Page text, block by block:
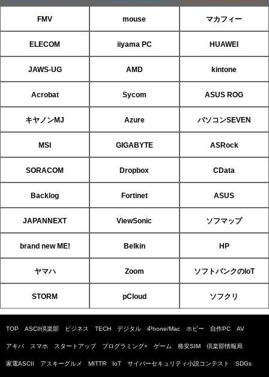
FMV mouse マカフィー
ELECOM iiyama PC HUAWEI
JAWS-UG AMD kintone
Acrobat Sycom ASUS ROG
キヤノンMJ Azure パソコンSEVEN
MSI GIGABYTE ASRock
SORACOM Dropbox CData
Backlog Fortinet ASUS
JAPANNEXT ViewSonic ソフマップ
brand new ME! Belkin HP
ヤマハ Zoom ソフトバンクのIoT
STORM pCloud ソフクリ
TOP ASCII倶楽部 ビジネス TECH デジタル iPhone/Mac ホビー 自作PC AV
アキバ スマホ スタートアップ プログラミング+ ゲーム 格安SIM 倶楽部情報局
家電ASCII アスキーグルメ MITTR IoT サイバーセキュリティ小説コンテスト SDGs